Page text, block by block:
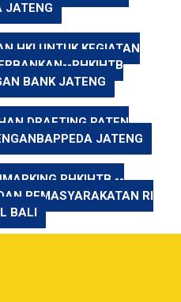
JATENG
HKI UNTUK KEGIATAN
PHKIHTB
BANK JATENG
DRAFTING PATEN
JATENG
PHKIHTB --
PEMASYARAKATAN RI
BALI